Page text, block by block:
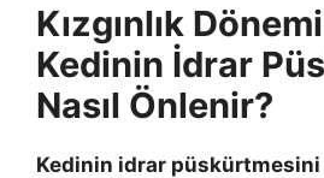
Kızgınlık
Kedinin İdrar
Nasıl Önlenir?
Kedinin idrar